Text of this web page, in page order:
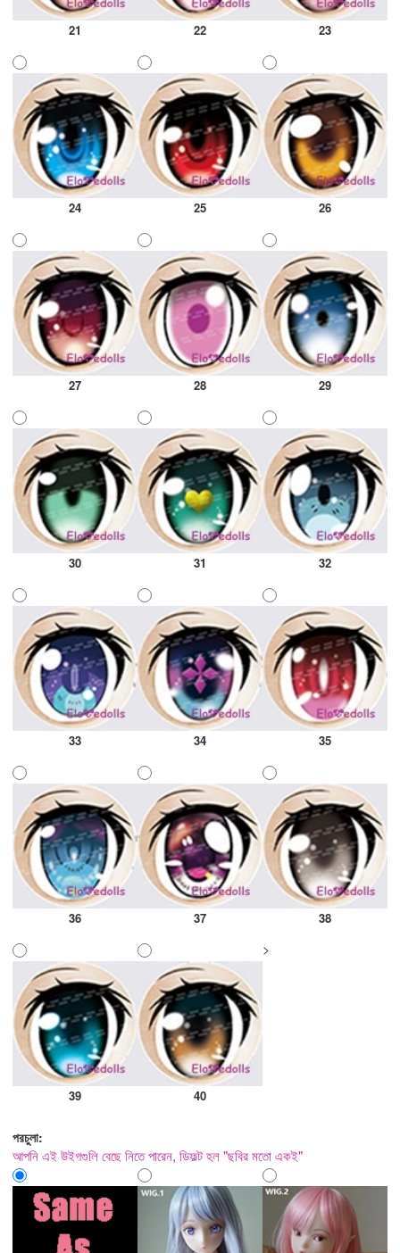
21 22 23
24 25 26
27 28 29
30 31 32
33 34 35
36 37 38
39 40
পরচুলা:
আপনি এই উইগগুলি বেছে নিতে পারেন, ডিফল্ট হল "ছবির মতো একই"
>